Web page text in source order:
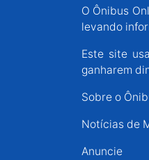
Paraná
Rio Grande do
O Ônibus
levando
Este site
ganharem
Sobre o
Notícias de
Anuncie